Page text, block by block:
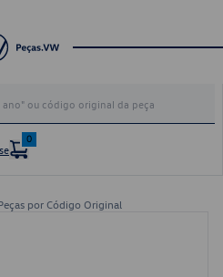
0
por Código Original